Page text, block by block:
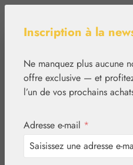
Inscription à la
Ne manquez plus aucune
offre exclusive — et
l’un de vos prochains
Adresse e-mail *